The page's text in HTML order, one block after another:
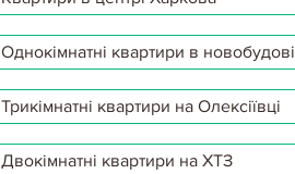
Однокімнатні квартири в новобудові
Трикімнатні квартири на Олексіївці
Двокімнатні квартири на ХТЗ